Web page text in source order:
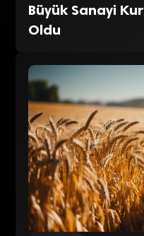
Büyük Sanayi
Oldu